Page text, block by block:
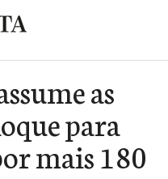
as
para
mais 180